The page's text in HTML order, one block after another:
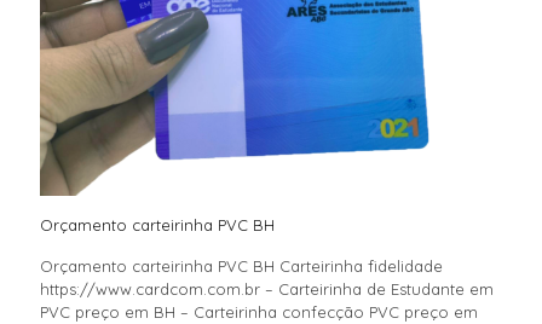
Orçamento carteirinha PVC BH
Orçamento carteirinha PVC BH Carteirinha fidelidade
https://www.cardcom.com.br – Carteirinha de Estudante em
PVC preço em BH – Carteirinha confecção PVC preço em